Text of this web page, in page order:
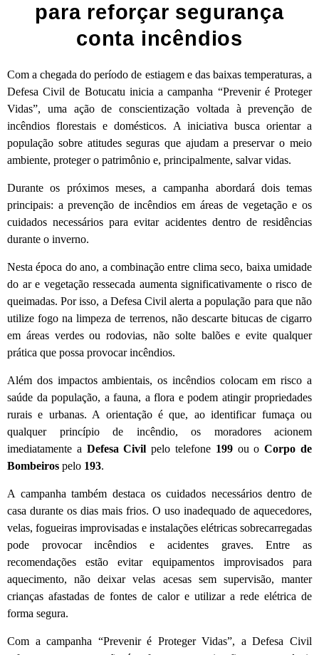
para reforçar segurança
conta incêndios
Com a chegada do período de estiagem e das baixas temperaturas, a
Defesa Civil de Botucatu inicia a campanha “Prevenir é Proteger
Vidas”, uma ação de conscientização voltada à prevenção de
incêndios florestais e domésticos. A iniciativa busca orientar a
população sobre atitudes seguras que ajudam a preservar o meio
ambiente, proteger o patrimônio e, principalmente, salvar vidas.
Durante os próximos meses, a campanha abordará dois temas
principais: a prevenção de incêndios em áreas de vegetação e os
cuidados necessários para evitar acidentes dentro de residências
durante o inverno.
Nesta época do ano, a combinação entre clima seco, baixa umidade
do ar e vegetação ressecada aumenta significativamente o risco de
queimadas. Por isso, a Defesa Civil alerta a população para que não
utilize fogo na limpeza de terrenos, não descarte bitucas de cigarro
em áreas verdes ou rodovias, não solte balões e evite qualquer
prática que possa provocar incêndios.
Além dos impactos ambientais, os incêndios colocam em risco a
saúde da população, a fauna, a flora e podem atingir propriedades
rurais e urbanas. A orientação é que, ao identificar fumaça ou
qualquer princípio de incêndio, os moradores acionem
imediatamente a Defesa Civil pelo telefone 199ou oCorpo de
Bombeiros pelo 193.
A campanha também destaca os cuidados necessários dentro de
casa durante os dias mais frios. O uso inadequado de aquecedores,
velas, fogueiras improvisadas e instalações elétricas sobrecarregadas
pode provocar incêndios e acidentes graves. Entre as
recomendações estão evitar equipamentos improvisados para
aquecimento, não deixar velas acesas sem supervisão, manter
crianças afastadas de fontes de calor e utilizar a rede elétrica de
forma segura.
Com a campanha “Prevenir é Proteger Vidas”, a Defesa Civil